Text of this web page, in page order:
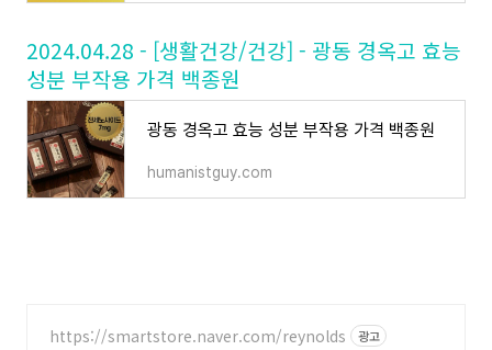
2024.04.28 - [생활건강/건강] - 광동 경옥고 효능
성분 부작용 가격 백종원
광동 경옥고 효능 성분 부작용 가격 백종원
humanistguy.com
https://smartstore.naver.com/reynolds 광고